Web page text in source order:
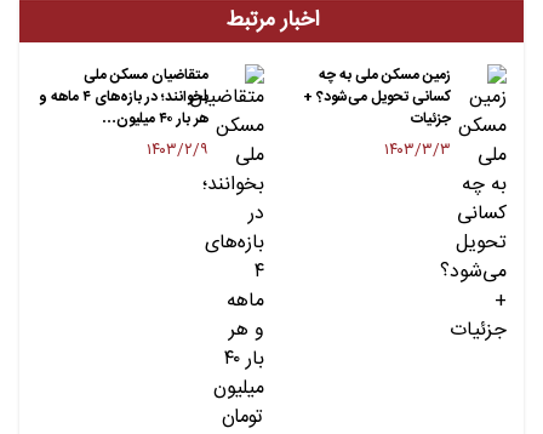
اخبار مرتبط
زمین مسکن ملی به چه
کسانی تحویل می‌شود؟ +
جزئیات
۱۴۰۳/۳/۳
متقاضیان مسکن ملی
بخوانند؛ در بازه‌های ۴ ماهه و
هر بار ۴۰ میلیون…
۱۴۰۳/۲/۹